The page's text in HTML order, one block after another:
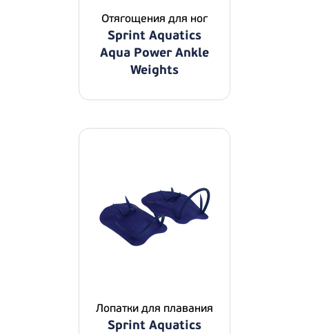
Отягощения для ног
Sprint Aquatics
Aqua Power Ankle
Weights
Лопатки для плавания
Sprint Aquatics